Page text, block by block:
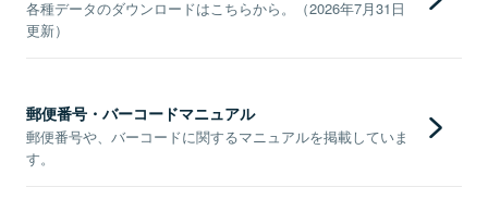
各種データのダウンロードはこちらから。（2026年7月31日
更新）
郵便番号・バーコードマニュアル
郵便番号や、バーコードに関するマニュアルを掲載していま
す。